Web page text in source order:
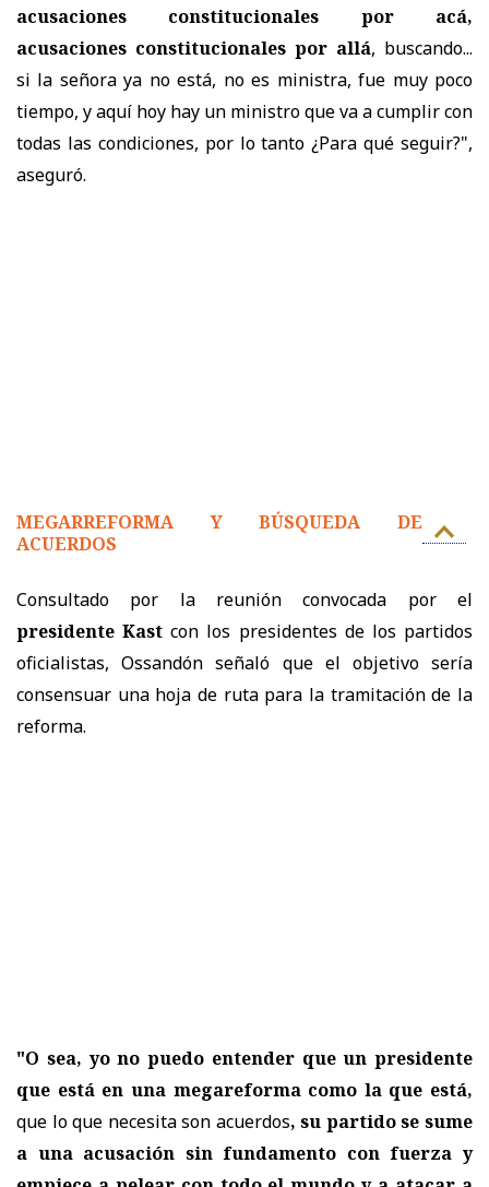
acusaciones constitucionales por acá,
acusaciones constitucionales por allá, buscando...
si la señora ya no está, no es ministra, fue muy poco
tiempo, y aquí hoy hay un ministro que va a cumplir con
todas las condiciones, por lo tanto ¿Para qué seguir?",
aseguró.
MEGARREFORMA Y BÚSQUEDA DE
ACUERDOS
Consultado por la reunión convocada por el
presidente Kast con los presidentes de los partidos
oficialistas, Ossandón señaló que el objetivo sería
consensuar una hoja de ruta para la tramitación de la
reforma.
"O sea, yo no puedo entender que un presidente
que está en una megareforma como la que está,
que lo que necesita son acuerdos, su partido se sume
a una acusación sin fundamento con fuerza y